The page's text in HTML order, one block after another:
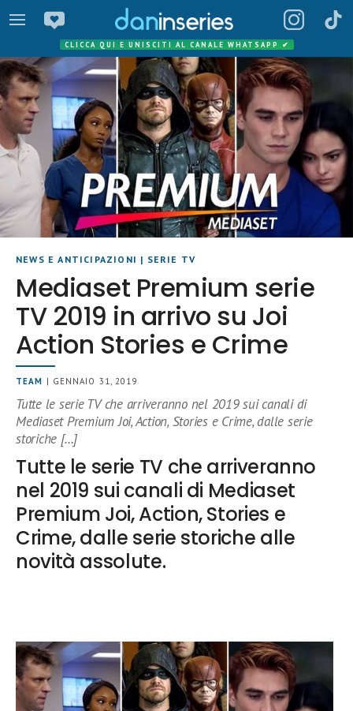
CLICCA QUI E UNISCITI AL CANALE WHATSAPP ✔
NEWS E ANTICIPAZIONI | SERIE TV
Mediaset Premium serie
TV 2019 in arrivo su Joi
Action Stories e Crime
TEAM | GENNAIO 31, 2019
Tutte le serie TV che arriveranno nel 2019 sui canali di
Mediaset Premium Joi, Action, Stories e Crime, dalle serie
storiche […]
Tutte le serie TV che arriveranno
nel 2019 sui canali di Mediaset
Premium Joi, Action, Stories e
Crime, dalle serie storiche alle
novità assolute.